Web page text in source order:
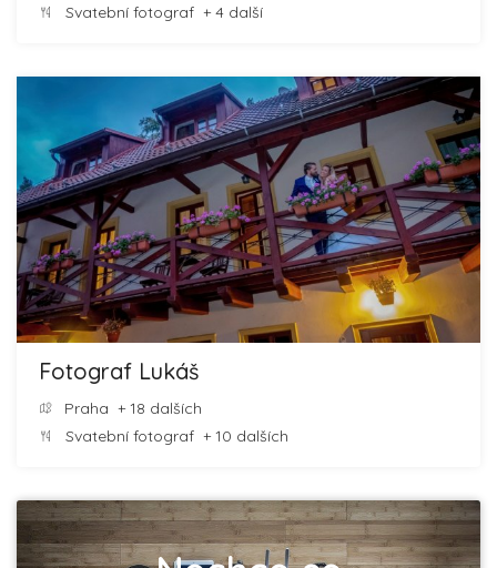
Svatební fotograf + 4 další
Fotograf Lukáš
Praha + 18 dalších
Svatební fotograf + 10 dalších